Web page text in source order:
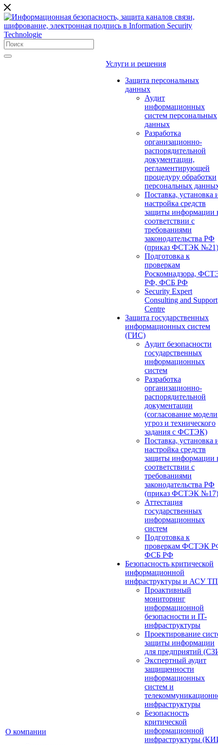
О компании
Услуги и решения
Защита персональных
данных
Аудит
информационных
систем персональных
данных
Разработка
организационно-
распорядительной
документации,
регламентирующей
процедуру обработки
персональных
Поставка, установка
настройка средств
защиты информации
соответствии с
требованиями
законодательства РФ
(приказ ФСТЭК №21)
Подготовка к
проверкам
Роскомнадзора,
РФ, ФСБ РФ
Security Expert
Consulting and Support
Centre
Защита государственных
информационных систем
(ГИС)
Аудит безопасности
государственных
информационных
систем
Разработка
организационно-
распорядительной
документации
(согласование модели
угроз и технического
задания с ФСТЭК)
Поставка, установка
настройка средств
защиты информации
соответствии с
требованиями
законодательства РФ
(приказ ФСТЭК №17)
Аттестация
государственных
информационных
систем
Подготовка к
проверкам ФСТЭК
ФСБ РФ
Безопасность критической
информационной
инфраструктуры и АСУ ТП
Проактивный
мониторинг
информационной
безопасности и IT-
инфраструктуры
Проектирование
защиты информации
для предприятий
Экспертный аудит
защищенности
информационных
систем и
инфраструктуры
Безопасность
критической
информационной
инфраструктуры